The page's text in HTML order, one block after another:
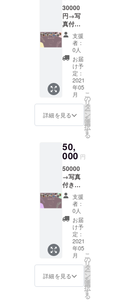
考欄に
ご記載
くださ
い
30000
円→写
真付き
お礼
メッ
セージ
メール
と、ギ
フト
セット
(ペン、
マグ２
ペア、
コー
ヒー３
種類、T
ご希望
のTシャ
ツのサ
イズを
備考欄
にご記
載くだ
さい
支援
者：
0人
お届
け予
定：
2021
年05
月
詳細を見る
こ
の
リ
タ
ー
ン
を
選
択
す
る
50,
000 円
50000
→写真
付きお
礼メッ
セージ
メール
と、ギ
フト
セット
(ペン、
ペアマ
グセッ
ト、
コー
ヒー、T
支援
者：
0人
お届
け予
定：
2021
年05
月
詳細を見る
こ
の
リ
タ
ー
ン
を
選
択
す
る